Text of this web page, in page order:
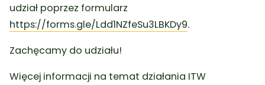
udział poprzez formularz
https://forms.gle/Ldd1NZfeSu3LBKDy9.
Zachęcamy do udziału!
Więcej informacji na temat działania ITW